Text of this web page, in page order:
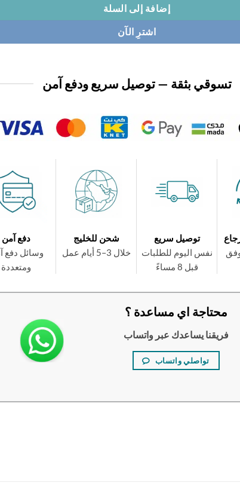
إضافة إلى السلة
اشترِ الآن
تسوقي بثقة — توصيل سريع ودفع آمن
وفق
توصيل سريع
نفس اليوم للطلبات
قبل 8 مساءً
شحن للخليج
خلال 3–5 أيام عمل
دفع آمن
وسائل دفع
ومتعددة
محتاجة اي مساعدة ؟
فريقنا يساعدك عبر واتساب
تواصلي واتساب